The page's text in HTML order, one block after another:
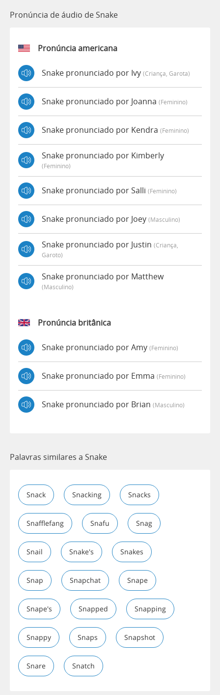
Pronúncia de áudio de Snake
Pronúncia americana
Snake pronunciado por Ivy (criança, Garota)
Snake pronunciado por Joanna (feminino)
Snake pronunciado por Kendra (feminino)
Snake pronunciado por Kimberly
(feminino)
Snake pronunciado por Salli (feminino)
Snake pronunciado por Joey (masculino)
Snake pronunciado por Justin (criança,
Garoto)
Snake pronunciado por Matthew
(masculino)
Pronúncia britânica
Snake pronunciado por Amy (feminino)
Snake pronunciado por Emma (feminino)
Snake pronunciado por Brian (masculino)
Palavras similares a Snake
Snack Snacking Snacks
Snafflefang Snafu Snag
Snail Snake's Snakes
Snap Snapchat Snape
Snape's Snapped Snapping
Snappy Snaps Snapshot
Snare Snatch